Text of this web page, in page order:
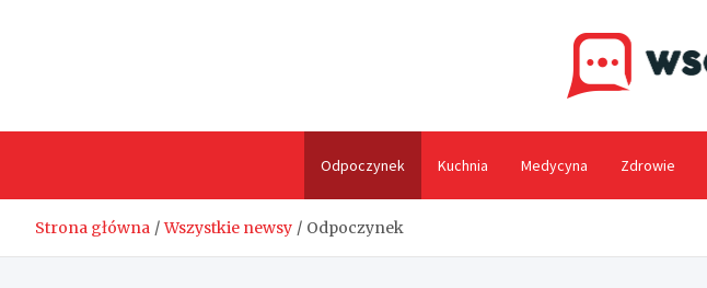
Odpoczynek Kuchnia Medycyna Zdrowie
Strona główna Wszystkie newsy Odpoczynek